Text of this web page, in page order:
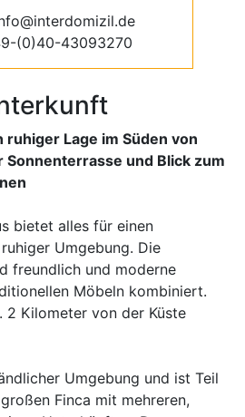
(0)40-43093270
ruhiger Lage im Süden von
und Blick zum
bietet alles für einen
Umgebung. Die
freundlich und moderne
Möbeln kombiniert.
2 Kilometer von der Küste
Umgebung und ist Teil
Finca mit mehreren,